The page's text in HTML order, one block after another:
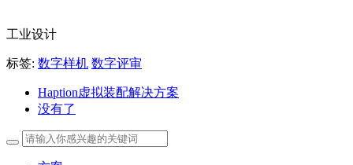
工业设计
标签: 数字样机 数字评审
Haption虚拟装配解决方案
没有了